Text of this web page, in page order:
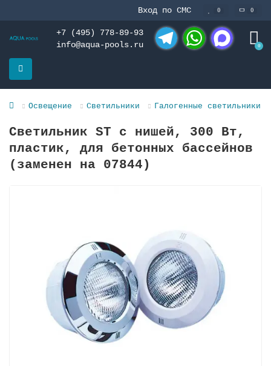
Вход по СМС 0 0
+7 (495) 778-89-93
info@aqua-pools.ru
0
Освещение Светильники Галогенные светильники
Светильник ST с нишей, 300 Вт,
пластик, для бетонных бассейнов
(заменен на 07844)